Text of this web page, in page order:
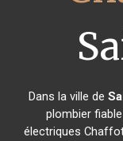
Dans la ville de
plombier
électriques